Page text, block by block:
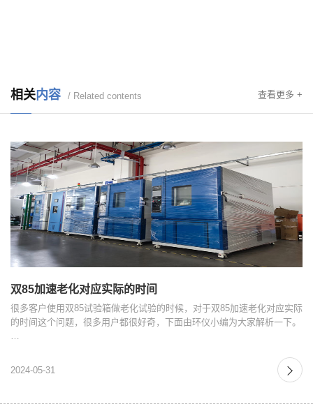
相关内容 / Related contents 查看更多 +
双85加速老化对应实际的时间
很多客户使用双85试验箱做老化试验的时候，对于双85加速老化对应实际
的时间这个问题，很多用户都很好奇，下面由环仪小编为大家解析一下。
…
2024-05-31